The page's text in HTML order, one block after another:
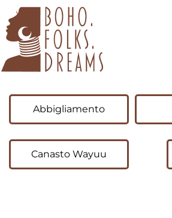
Abbigliamento
Canasto Wayuu